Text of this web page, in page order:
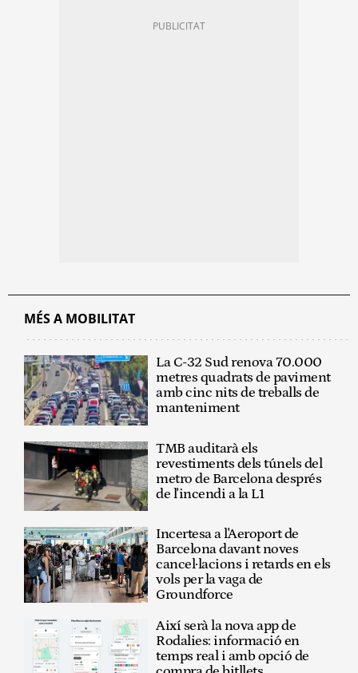
MÉS A MOBILITAT
La C-32 Sud renova 70.000
metres quadrats de paviment
amb cinc nits de treballs de
manteniment
TMB auditarà els
revestiments dels túnels del
metro de Barcelona després
de l'incendi a la L1
Incertesa a l'Aeroport de
Barcelona davant noves
cancel·lacions i retards en els
vols per la vaga de
Groundforce
Així serà la nova app de
Rodalies: informació en
temps real i amb opció de